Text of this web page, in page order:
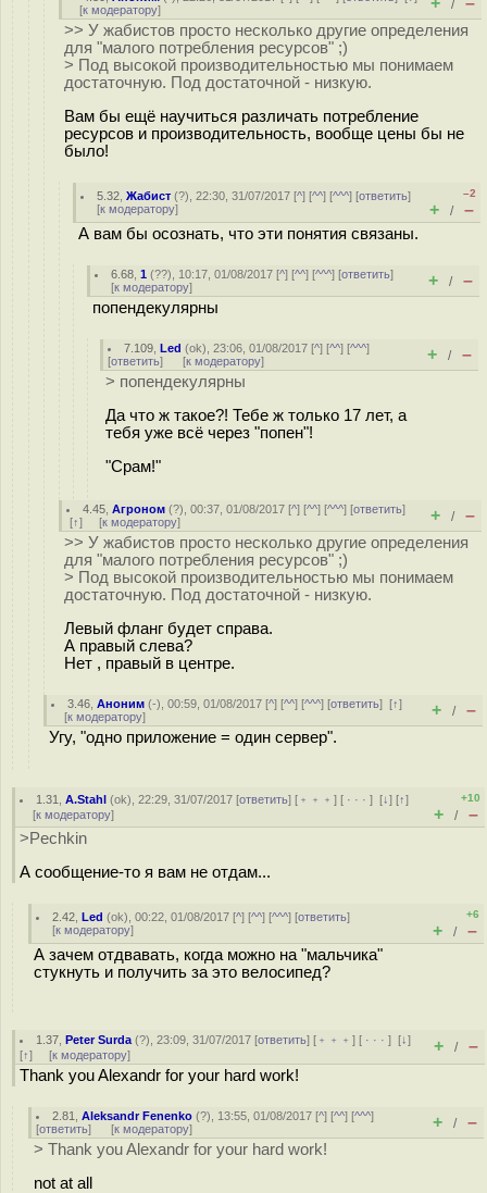
[к модератору] /
>> У жабистов просто несколько другие определения
для "малого потребления ресурсов" ;)
> Под высокой производительностью мы понимаем
достаточную. Под достаточной - низкую.
Вам бы ещё научиться различать потребление
ресурсов и производительность, вообще цены бы не
было!
5.32 ,Жабист (?), 22:30, 31/07/2017 [^] [^^] [^^^] [ответить]
[к модератору]
–2
+ / –
А вам бы осознать, что эти понятия связаны.
6.68 ,1 (??), 10:17, 01/08/2017 [^] [^^] [^^^] [ответить]
[к модератору] + / –
попендекулярны
7.109 ,Led (ok), 23:06, 01/08/2017 [^] [^^] [^^^]
[ответить] [к модератору] + / –
> попендекулярны
Да что ж такое?! Тебе ж только 17 лет, а
тебя уже всё через "попен"!
"Срам!"
4.45 ,Агроном (?), 00:37, 01/08/2017 [^] [^^] [^^^] [ответить]
[↑] [к модератору] + / –
>> У жабистов просто несколько другие определения
для "малого потребления ресурсов" ;)
> Под высокой производительностью мы понимаем
достаточную. Под достаточной - низкую.
Левый фланг будет справа.
А правый слева?
Нет , правый в центре.
3.46 ,Аноним (-), 00:59, 01/08/2017 [^] [^^] [^^^] [ответить][↑]
[к модератору] + / –
Угу, "одно приложение = один сервер".
1.31 ,A.Stahl (ok), 22:29, 31/07/2017 [ответить] [ ﹢﹢﹢] [ · · ·][↓] [↑]
[к модератору]
+10
+ / –
>Pechkin
А сообщение-то я вам не отдам...
2.42 ,Led (ok), 00:22, 01/08/2017 [^] [^^] [^^^] [ответить]
[к модератору]
+6
+ / –
А зачем отдвавать, когда можно на "мальчика"
стукнуть и получить за это велосипед?
1.37 ,Peter Surda (?), 23:09, 31/07/2017 [ответить] [ ﹢﹢﹢] [ · · ·][↓]
[↑] [к модератору] + / –
Thank you Alexandr for your hard work!
2.81 ,Aleksandr Fenenko (?), 13:55, 01/08/2017 [^] [^^] [^^^]
[ответить] [к модератору] + / –
> Thank you Alexandr for your hard work!
not at all